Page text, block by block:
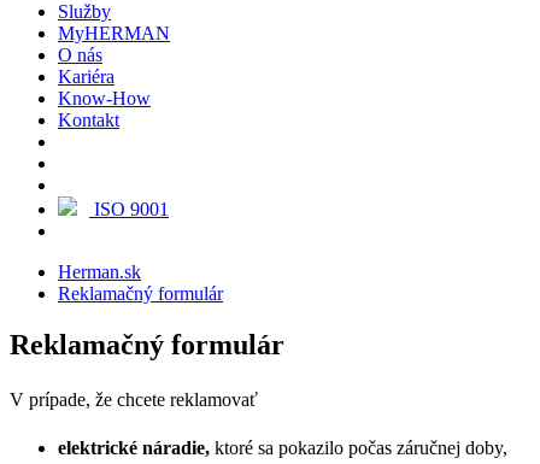
Služby
MyHERMAN
O nás
Kariéra
Know-How
Kontakt
ISO 9001
Herman.sk
Reklamačný formulár
Reklamačný formulár
V prípade, že chcete reklamovať
elektrické náradie, ktoré sa pokazilo počas záručnej doby,